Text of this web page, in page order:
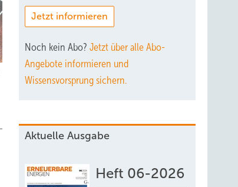
Jetzt informieren
Noch kein Abo? Jetzt über alle Abo-
Angebote informieren und
Wissensvorsprung sichern.
Aktuelle Ausgabe
Heft 06-2026